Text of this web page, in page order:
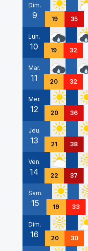
Dim.
9 19 35
Lun.
10 19 32
Mar.
11 20 32
Mer.
12 20 36
Jeu.
13 21 38
Ven.
14 22 37
Sam.
15 19 33
Dim.
16 20 30